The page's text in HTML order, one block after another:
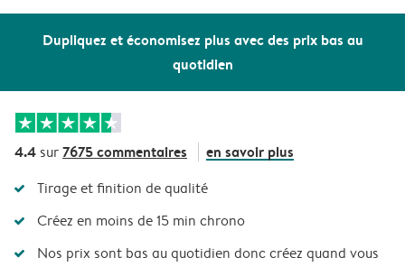
Dupliquez et économisez plus avec des prix bas au
quotidien
4.4 sur7675 commentaires en savoir plus
Tirage et finition de qualité
Créez en moins de 15 min chrono
Nos prix sont bas au quotidien donc créez quand vous